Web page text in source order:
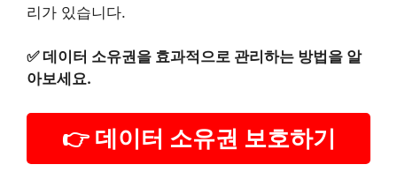
리가 있습니다.
✅데이터 소유권을 효과적으로 관리하는 방법을 알
아보세요.
👉 데이터 소유권 보호하기